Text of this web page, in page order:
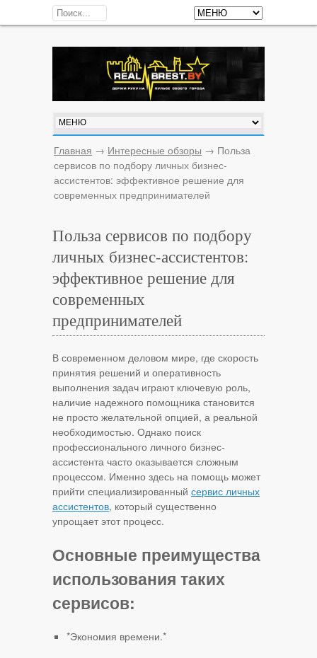
Главная → Интересные обзоры → Польза
сервисов по подбору личных бизнес-
ассистентов: эффективное решение для
современных предпринимателей
Польза сервисов по подбору
личных бизнес-ассистентов:
эффективное решение для
современных
предпринимателей
В современном деловом мире, где скорость
принятия решений и оперативность
выполнения задач играют ключевую роль,
наличие надежного помощника становится
не просто желательной опцией, а реальной
необходимостью. Однако поиск
профессионального личного бизнес-
ассистента часто оказывается сложным
процессом. Именно здесь на помощь может
прийти специализированный сервис личных
ассистентов, который существенно
упрощает этот процесс.
Основные преимущества
использования таких
сервисов:
*Экономия времени.*